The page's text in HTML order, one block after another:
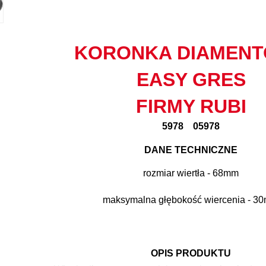
KORONKA
EASY GRES
FIRMY RUBI
5978 05978
DANE TECHNICZNE
rozmiar wiertła - 68mm
maksymalna głębokość wiercenia -
OPIS PRODUKTU